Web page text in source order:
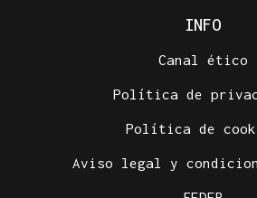
INFO
Canal ético
Política de
Política de
Aviso legal y